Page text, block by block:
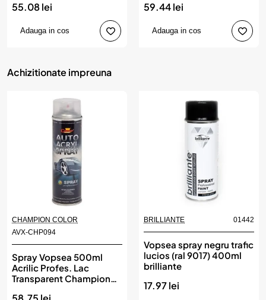
55.08 lei
Adauga in cos
59.44 lei
Adauga in cos
Achizitionate impreuna
CHAMPION COLOR
AVX-CHP094
Spray Vopsea 500ml
Acrilic Profes. Lac
Transparent Champion
BRILLIANTE 01442
Vopsea spray negru trafic
lucios (ral 9017) 400ml
brilliante
17.97 lei